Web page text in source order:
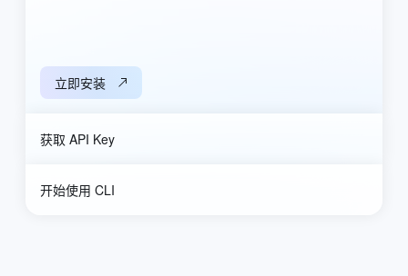
立即安装
获取 API Key
开始使用 CLI